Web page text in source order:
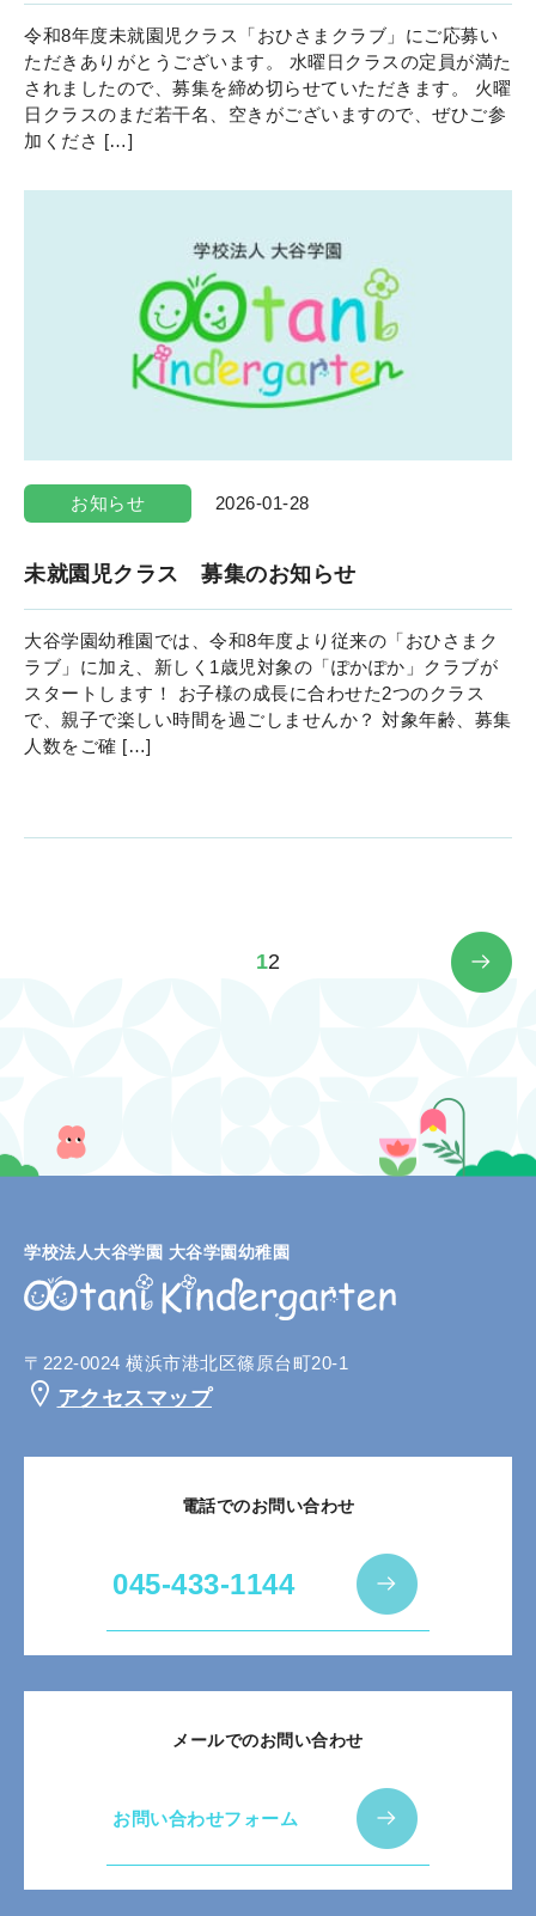
令和8年度未就園児クラス「おひさまクラブ」にご応募い
ただきありがとうございます。 水曜日クラスの定員が満た
されましたので、募集を締め切らせていただきます。 火曜
日クラスのまだ若干名、空きがございますので、ぜひご参
加くださ […]
お知らせ 2026-01-28
未就園児クラス 募集のお知らせ
大谷学園幼稚園では、令和8年度より従来の「おひさまク
ラブ」に加え、新しく1歳児対象の「ぽかぽか」クラブが
スタートします！ お子様の成長に合わせた2つのクラス
で、親子で楽しい時間を過ごしませんか？ 対象年齢、募集
人数をご確 […]
12
学校法人大谷学園 大谷学園幼稚園
〒222-0024 横浜市港北区篠原台町20-1
アクセスマップ
電話でのお問い合わせ
045-433-1144
メールでのお問い合わせ
お問い合わせフォーム